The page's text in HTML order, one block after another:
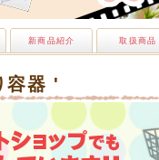
新商品紹介 取扱商品
容器 '